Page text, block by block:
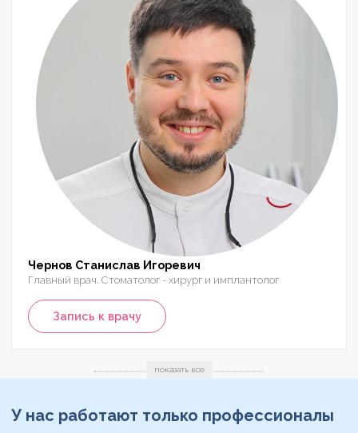
Чернов Станислав Игоревич
Главный врач. Стоматолог - хирург и имплантолог
Запись к врачу
показать все
У нас работают только профессионалы